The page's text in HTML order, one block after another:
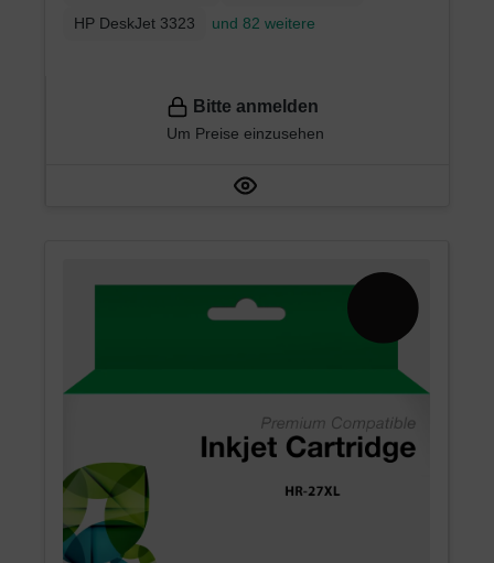
HP DeskJet 3323
und 82 weitere
Bitte anmelden
Um Preise einzusehen